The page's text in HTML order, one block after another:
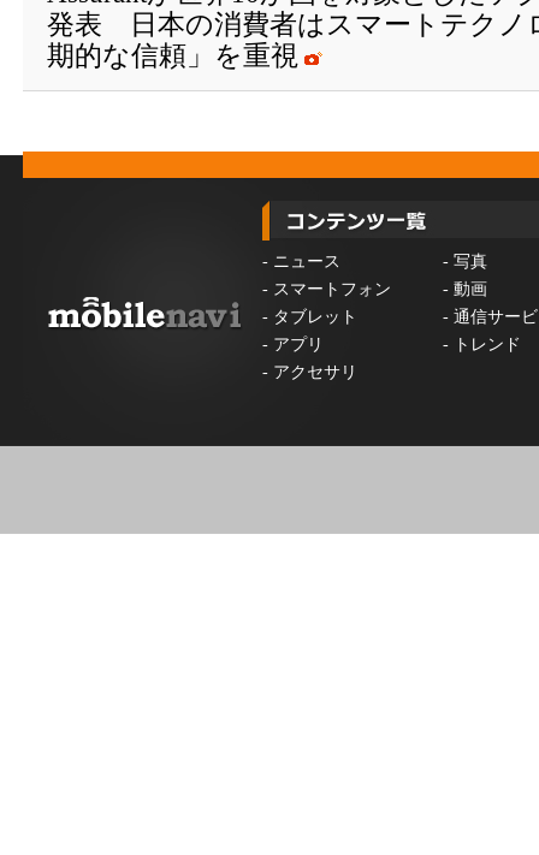
発表 日本の消費者はスマートテクノ
期的な信頼」を重視
- ニュース - 写真
- スマートフォン - 動画
- タブレット - 通信サー
- アプリ -
トレンド
- アクセサリ